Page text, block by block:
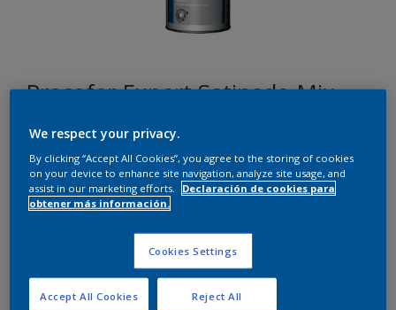
Procofer Expert Satinado Mix
Cambiar de color
Cantidad Calculadora de pintura
We respect your privacy.
By clicking “Accept All Cookies”, you agree to the storing of cookies
on your device to enhance site navigation, analyze site usage, and
assist in our marketing efforts.
Declaración de cookies para
obtener más información.
Cookies Settings
Reject All
Accept All Cookies